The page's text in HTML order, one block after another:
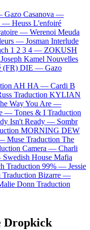
Gazo Casanova —
— Heuss L'enfoiré
— Werenoi Meuda
— Josman Interlude
1 2 3 4 — ZOKUSH
Joseph Kamel Nouvelles
(FR) DIE — Gazo
AH HA — Cardi B
Traduction KYLIAN
Way You Are —
— Tones & I Traduction
Isn't Ready — Sombr
MORNING DEW
Muse Traduction The
Camera — Charli
Swedish House Mafia
Traduction 99% — Jessie
Traduction Bizarre —
Donn Traduction
Dropkick